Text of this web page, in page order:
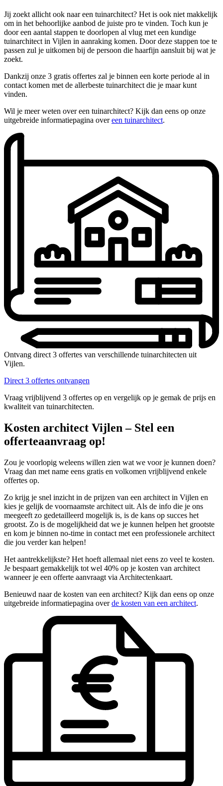
Jij zoekt allicht ook naar een tuinarchitect? Het is ook niet makkelijk
om in het behoorlijke aanbod de juiste pro te vinden. Toch kun je
door een aantal stappen te doorlopen al vlug met een kundige
tuinarchitect in Vijlen in aanraking komen. Door deze stappen toe te
passen zul je uitkomen bij de persoon die haarfijn aansluit bij wat je
zoekt.
Dankzij onze 3 gratis offertes zal je binnen een korte periode al in
contact komen met de allerbeste tuinarchitect die je maar kunt
vinden.
Wil je meer weten over een tuinarchitect? Kijk dan eens op onze
uitgebreide informatiepagina overeen tuinarchitect.
Ontvang direct 3 offertes van verschillende tuinarchitecten uit
Vijlen.
Direct 3 offertes ontvangen
Vraag vrijblijvend 3 offertes op en vergelijk op je gemak de prijs en
kwaliteit van tuinarchitecten.
Kosten architect Vijlen – Stel een
offerteaanvraag op!
Zou je voorlopig weleens willen zien wat we voor je kunnen doen?
Vraag dan met name eens gratis en volkomen vrijblijvend enkele
offertes op.
Zo krijg je snel inzicht in de prijzen van een architect in Vijlen en
kies je gelijk de voornaamste architect uit. Als de info die je ons
meegeeft zo gedetailleerd mogelijk is, is de kans op succes het
grootst. Zo is de mogelijkheid dat we je kunnen helpen het grootste
en kom je binnen no-time in contact met een professionele architect
die jou verder kan helpen!
Het aantrekkelijkste? Het hoeft allemaal niet eens zo veel te kosten.
Je bespaart gemakkelijk tot wel 40% op je kosten van architect
wanneer je een offerte aanvraagt via Architectenkaart.
Benieuwd naar de kosten van een architect? Kijk dan eens op onze
uitgebreide informatiepagina overde kosten van een architect.